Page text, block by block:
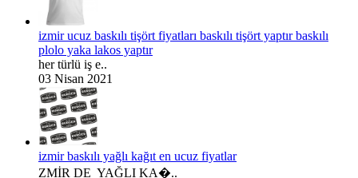
izmir ucuz baskılı tişört fiyatları baskılı tişört yaptır baskılı
plolo yaka lakos yaptır
her türlü iş e..
03 Nisan 2021
izmir baskılı yağlı kağıt en ucuz fiyatlar
ZMİR DE YAĞLI KA�..